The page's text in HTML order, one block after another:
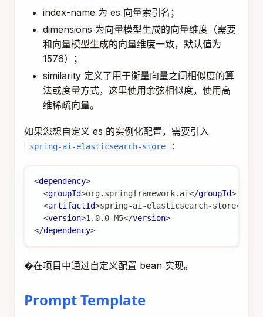
index-name 为 es 向量索引名；
dimensions 为向量模型生成的向量维度（需要
和向量模型生成的向量维度一致，默认值为
1576）；
similarity 定义了用于衡量向量之间相似度的算
法或度量方式，这里使用余弦相似度，使用高
维稀疏向量。
如果您想自定义 es 的实例化配置，需要引入
spring-ai-elasticsearch-store ：
<dependency>
<groupId>org.springframework.ai</groupId>
<artifactId>spring-ai-elasticsearch-store</
<version>1.0.0-M5</version>
</dependency>
�在项目中通过自定义配置 bean 实现。
Prompt Template